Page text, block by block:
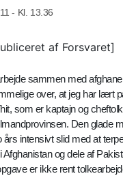
- Kl. 13.36
af Forsvaret]
sammen med
over, at jeg har lært
som er kaptajn og
Den glade
års intensivt slid med at
og dele af
er ikke rent